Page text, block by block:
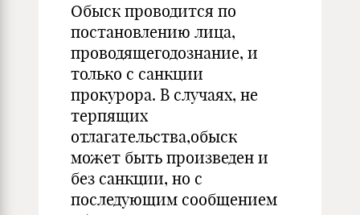
Обыск проводится по
постановлению лица,
проводя­щегодознание, и
только с санкции
прокурора. В случаях, не
терпящих
отлагательства,обыск
может быть произве­ден и
без санкции, но с
последующим сообщением